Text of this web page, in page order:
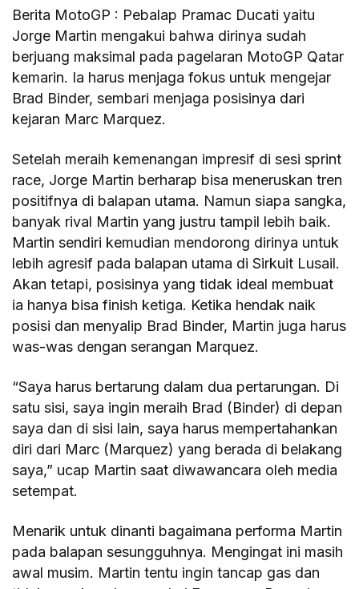
Berita MotoGP : Pebalap Pramac Ducati yaitu
Jorge Martin mengakui bahwa dirinya sudah
berjuang maksimal pada pagelaran MotoGP Qatar
kemarin. Ia harus menjaga fokus untuk mengejar
Brad Binder, sembari menjaga posisinya dari
kejaran Marc Marquez.
Setelah meraih kemenangan impresif di sesi sprint
race, Jorge Martin berharap bisa meneruskan tren
positifnya di balapan utama. Namun siapa sangka,
banyak rival Martin yang justru tampil lebih baik.
Martin sendiri kemudian mendorong dirinya untuk
lebih agresif pada balapan utama di Sirkuit Lusail.
Akan tetapi, posisinya yang tidak ideal membuat
ia hanya bisa finish ketiga. Ketika hendak naik
posisi dan menyalip Brad Binder, Martin juga harus
was-was dengan serangan Marquez.
“Saya harus bertarung dalam dua pertarungan. Di
satu sisi, saya ingin meraih Brad (Binder) di depan
saya dan di sisi lain, saya harus mempertahankan
diri dari Marc (Marquez) yang berada di belakang
saya,” ucap Martin saat diwawancara oleh media
setempat.
Menarik untuk dinanti bagaimana performa Martin
pada balapan sesungguhnya. Mengingat ini masih
awal musim. Martin tentu ingin tancap gas dan